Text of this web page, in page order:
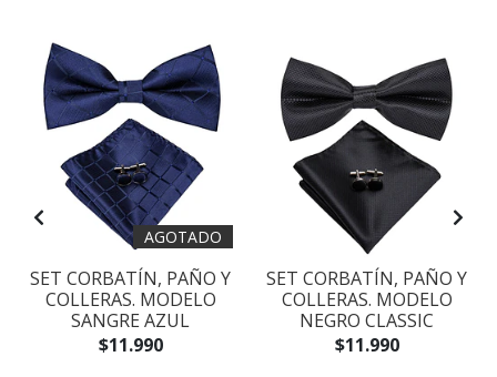
AGOTADO
SET CORBATÍN, PAÑO Y
COLLERAS. MODELO
SANGRE AZUL
$11.990
SET CORBATÍN, PAÑO Y
COLLERAS. MODELO
NEGRO CLASSIC
$11.990